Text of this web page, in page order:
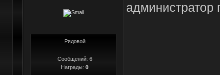
Рядовой
Сообщений: 6
Награды: 0